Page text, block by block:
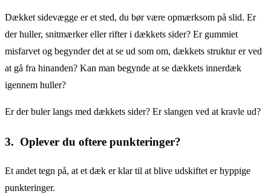
Dækket sidevægge er et sted, du bør være opmærksom på slid. Er
der huller, snitmærker eller rifter i dækkets sider? Er gummiet
misfarvet og begynder det at se ud som om, dækkets struktur er ved
at gå fra hinanden? Kan man begynde at se dækkets innerdæk
igennem huller?
Er der buler langs med dækkets sider? Er slangen ved at kravle ud?
3. Oplever du oftere punkteringer?
Et andet tegn på, at et dæk er klar til at blive udskiftet er hyppige
punkteringer.